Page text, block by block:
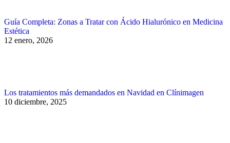
Guía Completa: Zonas a Tratar con Ácido Hialurónico en Medicina
Estética
12 enero, 2026
Los tratamientos más demandados en Navidad en Clínimagen
10 diciembre, 2025